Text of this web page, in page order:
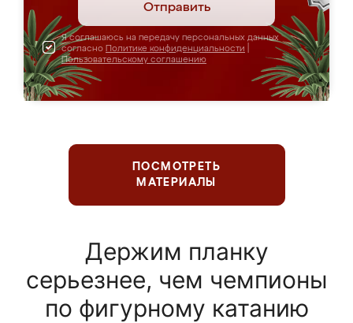
Отправить
Я соглашаюсь на передачу персональных данных
согласно Политике конфиденциальности
Пользовательскому соглашению
ПОСМОТРЕТЬ
МАТЕРИАЛЫ
Держим планку
серьезнее, чем чемпионы
по фигурному катанию